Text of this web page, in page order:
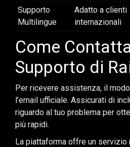
Supporto
Multilingue
Adatto a clienti
internazionali
Come
Supporto di
Per ricevere assistenza, il
l’email ufficiale. Assicurati di
riguardo al tuo problema per
più rapidi.
La piattaforma offre un servizio